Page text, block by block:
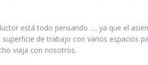
está todo pensando …. ya que el
de trabajo con varios espacios
viaja con nosotros.